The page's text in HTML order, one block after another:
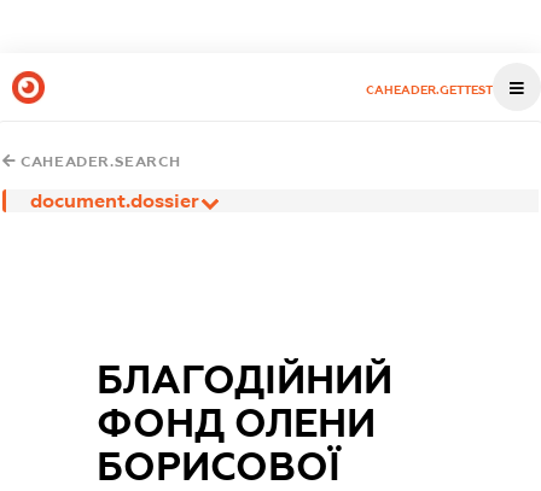
CAHEADER.GETTEST
CAHEADER.SEARCH
document.dossier
БЛАГОДІЙНИЙ
ФОНД ОЛЕНИ
БОРИСОВОЇ